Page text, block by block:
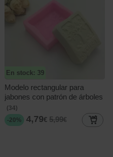
En stock: 39
Modelo rectangular para
jabones con patrón de árboles
(34)
-20%
4,79€ 5,99€